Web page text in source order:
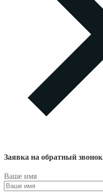
Заявка на обратный звонок
Ваше имя